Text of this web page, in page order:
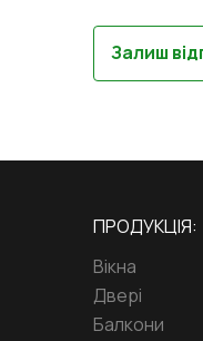
Залиш
ПРОДУКЦІЯ:
Вікна
Двері
Балкони